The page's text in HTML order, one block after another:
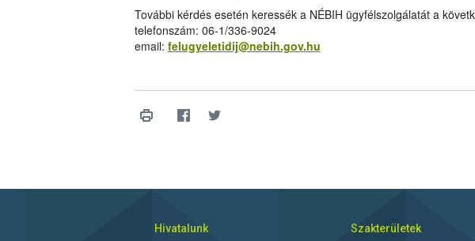
További kérdés esetén keressék a NÉBIH ügyfélszolgálatát a
telefonszám: 06-1/336-9024
email: felugyeletidij@nebih.gov.hu
Hivatalunk Szakterületek